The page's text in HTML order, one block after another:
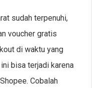
sudah terpenuhi,
voucher gratis
di waktu yang
bisa terjadi karena
Cobalah